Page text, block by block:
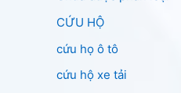
CỨU HỘ
cứu họ ô tô
cứu hộ xe tải